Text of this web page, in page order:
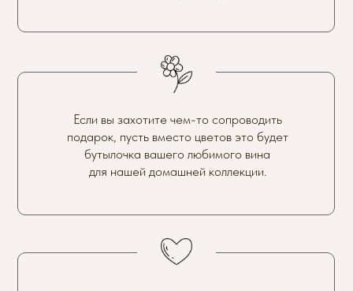
Если вы захотите чем-то сопроводить
подарок, пусть вместо цветов это будет
бутылочка вашего любимого вина
для нашей домашней коллекции.